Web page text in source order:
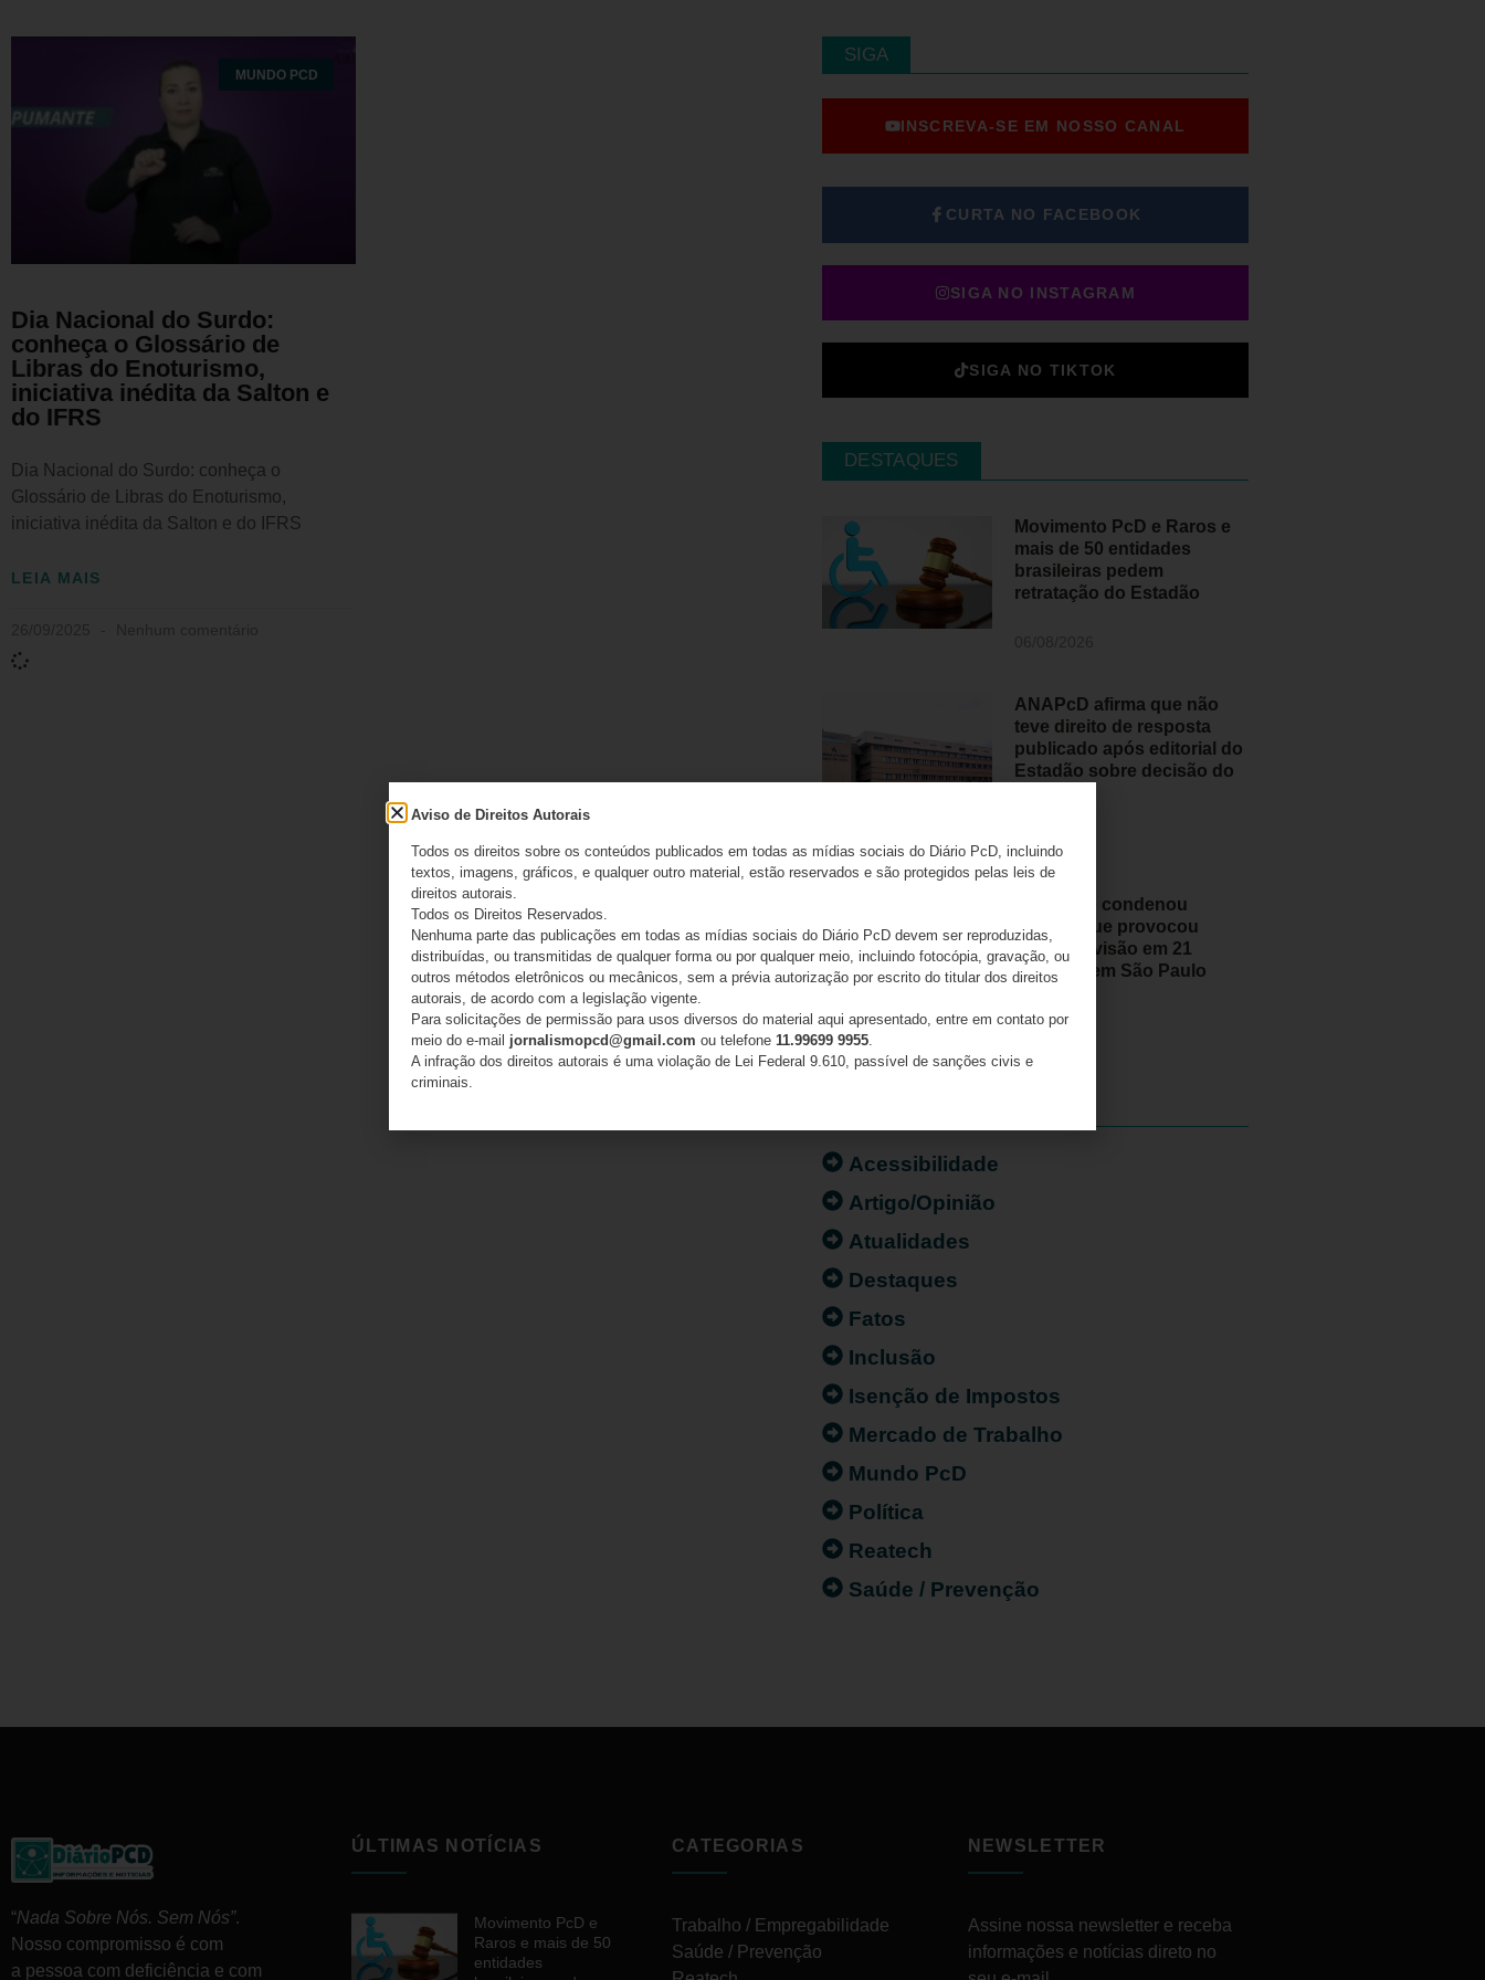
MUNDO PCD
Dia Nacional do Surdo:
conheça o Glossário de
Libras do Enoturismo,
iniciativa inédita da Salton e
do IFRS
Dia Nacional do Surdo: conheça o
Glossário de Libras do Enoturismo,
iniciativa inédita da Salton e do IFRS
LEIA MAIS
SIGA
INSCREVA-SE EM NOSSO CANAL
CURTA NO FACEBOOK
SIGA NO INSTAGRAM
SIGA NO TIKTOK
DESTAQUES
Movimento PcD e Raros e
mais de 50 entidades
brasileiras pedem
retratação do Estadão
ANAPcD afirma que não
teve direito de resposta
publicado após editorial do
Estadão sobre decisão do
06/08/2026
Judiciário condenou
médico que provocou
perda de visão em 21
pessoas em São Paulo
05/08/2026
Acessibilidade
Artigo/Opinião
Atualidades
Destaques
Fatos
Inclusão
Isenção de Impostos
Mercado de Trabalho
Mundo PcD
Política
Reatech
Saúde / Prevenção
“Nada Sobre Nós. Sem Nós”.
Nosso compromisso é com
a pessoa com deficiência e com
ÚLTIMAS NOTÍCIAS
Movimento PcD e
Raros e mais de 50
entidades
CATEGORIAS
Trabalho / Empregabilidade
Saúde / Prevenção
NEWSLETTER
Assine nossa newsletter e receba
informações e notícias direto no
Aviso de Direitos Autorais
Todos os direitos sobre os conteúdos publicados em todas as mídias sociais do Diário PcD, incluindo
textos, imagens, gráficos, e qualquer outro material, estão reservados e são protegidos pelas leis de
direitos autorais.
Todos os Direitos Reservados.
Nenhuma parte das publicações em todas as mídias sociais do Diário PcD devem ser reproduzidas,
distribuídas, ou transmitidas de qualquer forma ou por qualquer meio, incluindo fotocópia, gravação, ou
outros métodos eletrônicos ou mecânicos, sem a prévia autorização por escrito do titular dos direitos
autorais, de acordo com a legislação vigente.
Para solicitações de permissão para usos diversos do material aqui apresentado, entre em contato por
meio do e-mail jornalismopcd@gmail.com ou telefone 11.99699 9955.
A infração dos direitos autorais é uma violação de Lei Federal 9.610, passível de sanções civis e
criminais.